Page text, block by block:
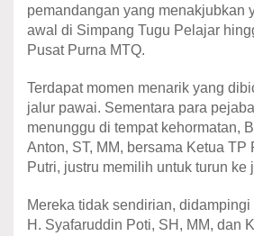
pemandangan yang menakjubkan
awal di Simpang Tugu Pelajar
Pusat Purna MTQ.
Terdapat momen menarik yang
jalur pawai. Sementara para
menunggu di tempat kehormatan,
Anton, ST, MM, bersama Ketua TP
Putri, justru memilih untuk turun ke
Mereka tidak sendirian,
H. Syafaruddin Poti, SH, MM, dan